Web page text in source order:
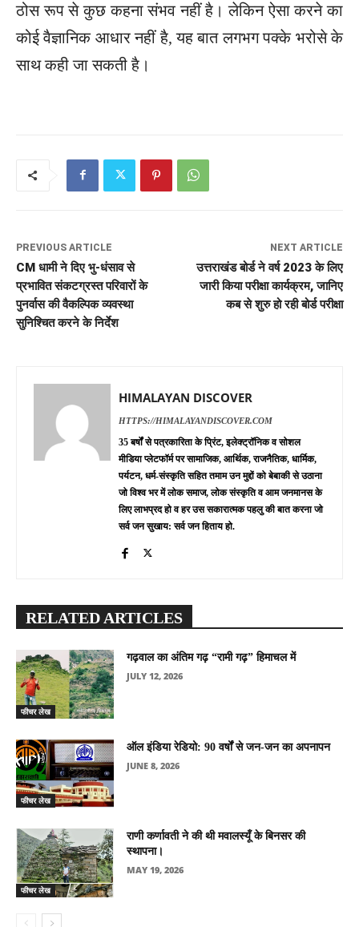
ठोस रूप से कुछ कहना संभव नहीं है। लेकिन ऐसा करने का
कोई वैज्ञानिक आधार नहीं है, यह बात लगभग पक्के भरोसे के
साथ कही जा सकती है।
PREVIOUS ARTICLE
CM धामी ने दिए भु-धंसाव से
प्रभावित संकटग्रस्त परिवारों के
पुनर्वास की वैकल्पिक व्यवस्था
सुनिश्चित करने के निर्देश
NEXT ARTICLE
उत्तराखंड बोर्ड ने वर्ष 2023 के लिए
जारी किया परीक्षा कार्यक्रम, जानिए
कब से शुरु हो रही बोर्ड परीक्षा
HIMALAYAN DISCOVER
HTTPS://HIMALAYANDISCOVER.COM
35 बर्षों से पत्रकारिता के प्रिंट, इलेक्ट्रॉनिक व सोशल
मीडिया प्लेटफॉर्म पर सामाजिक, आर्थिक, राजनैतिक, धार्मिक,
पर्यटन, धर्म-संस्कृति सहित तमाम उन मुद्दों को बेबाकी से उठाना
जो विश्व भर में लोक समाज, लोक संस्कृति व आम जनमानस के
लिए लाभप्रद हो व हर उस सकारात्मक पहलु की बात करना जो
सर्व जन सुखाय: सर्व जन हिताय हो.
RELATED ARTICLES
फीचर लेख
गढ़वाल का अंतिम गढ़ “रामी गढ़” हिमाचल में
JULY 12, 2026
फीचर लेख
ऑल इंडिया रेडियो: 90 वर्षों से जन-जन का अपनापन
JUNE 8, 2026
फीचर लेख
राणी कर्णावती ने की थी मवालस्यूँ के बिनसर की
स्थापना।
MAY 19, 2026